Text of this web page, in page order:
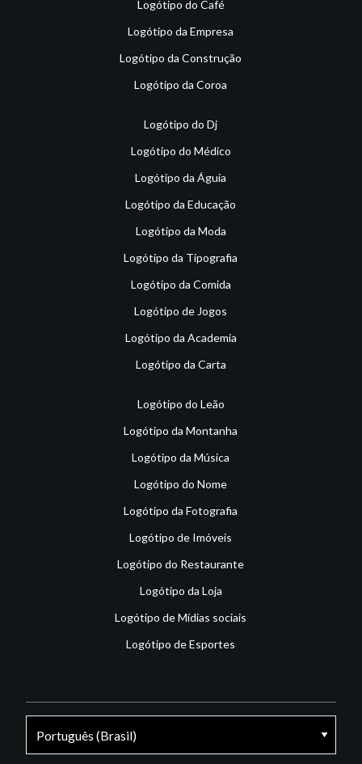
Logótipo do Café
Logótipo da Empresa
Logótipo da Construção
Logótipo da Coroa
Logótipo do Dj
Logótipo do Médico
Logótipo da Águia
Logótipo da Educação
Logótipo da Moda
Logótipo da Tipografia
Logótipo da Comida
Logótipo de Jogos
Logótipo da Academia
Logótipo da Carta
Logótipo do Leão
Logótipo da Montanha
Logótipo da Música
Logótipo do Nome
Logótipo da Fotografia
Logótipo de Imóveis
Logótipo do Restaurante
Logótipo da Loja
Logótipo de Mídias sociais
Logótipo de Esportes